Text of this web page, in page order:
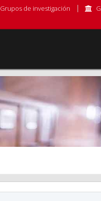
Grupos de investigación